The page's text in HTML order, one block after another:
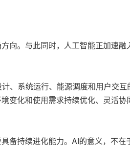
向。与此同时，人工智能正加速融
、系统运行、能源调度和用户交互
变化和使用需求持续优化、灵活协
备持续进化能力。AI的意义，不在